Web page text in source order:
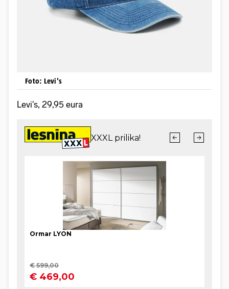
Foto: Levi's
Levi's, 29,95 eura